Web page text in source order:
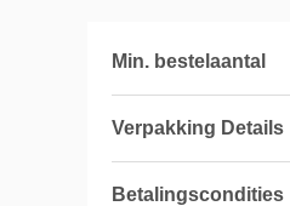
Min. bestelaantal
Verpakking Details
Betalingscondities